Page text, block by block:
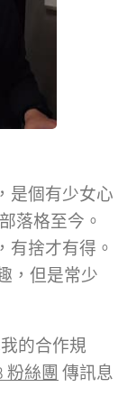
是個有少女心
落格至今。
有捨才有得。
，但是常少
的合作規
粉絲團 傳訊息